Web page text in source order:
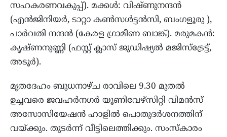
സഹകരണവകുപ്പ്). മക്കൾ: വിഷ്ണുനന്ദൻ
(എൻജിനിയർ, ടാറ്റാ കൺസൾട്ടൻസി, ബംഗളൂരു ),
പാർവതി നന്ദൻ (കേരള ഗ്രാമീണ ബാങ്ക്). മരുമകൻ:
കൃഷ്ണനുണ്ണി (ഫസ്റ്റ് ക്ലാസ് ജുഡിഷ്യൽ മജിസ്‌ട്രേട്ട്,
അടൂർ).
മൃതദേഹം ബുധനാഴ്ച രാവിലെ 9.30 മുതൽ
ഉച്ചവരെ ജവഹർനഗർ യൂണിവേഴ്‌സിറ്റി വിമൻസ്
അസോസിയേഷൻ ഹാളിൽ പൊതുദർശനത്തിന്
വയ്ക്കും. തുടർന്ന് വീട്ടിലെത്തിക്കും. സംസ്‌കാരം